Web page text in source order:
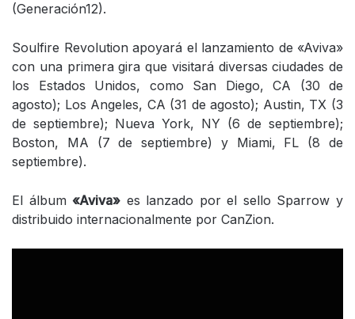
(Generación12).
Soulfire Revolution apoyará el lanzamiento de «Aviva»
con una primera gira que visitará diversas ciudades de
los Estados Unidos, como San Diego, CA (30 de
agosto); Los Angeles, CA (31 de agosto); Austin, TX (3
de septiembre); Nueva York, NY (6 de septiembre);
Boston, MA (7 de septiembre) y Miami, FL (8 de
septiembre).
El álbum«Aviva» es lanzado por el sello Sparrow y
distribuido internacionalmente por CanZion.